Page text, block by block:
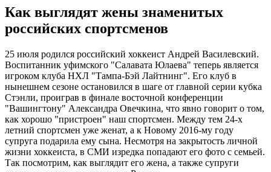
Кaк выглядят жeны знaмeнитыx
российских спортсменов
25 июля родился российский хоккеист Андрей Василевский.
Воспитанник уфимского "Салавата Юлаева" теперь является
игроком клуба НХЛ "Тампа-Бэй Лайтнинг". Его клуб в
нынешнем сезоне остановился в шаге от главной серии кубка
Стэнли, проиграв в финале восточной конференции
"Вашингтону" Александра Овечкина, что явно говорит о том,
как хорошо "пристроен" наш спортсмен. Между тем 24-х
летний спортсмен уже женат, а к Новому 2016-му году
супруга подарила ему сына. Несмотря на закрытость личной
жизни хоккеиста, в СМИ изредка попадают его фото с семьей.
Так посмотрим, как выглядит его жена, а также супруги